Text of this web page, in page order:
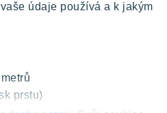
údaje používá a k jakým
prstu)